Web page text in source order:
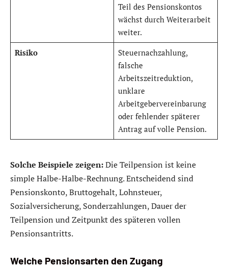
Teil des Pensionskontos
wächst durch Weiterarbeit
weiter.
Risiko
Steuernachzahlung,
falsche
Arbeitszeitreduktion,
unklare
Arbeitgebervereinbarung
oder fehlender späterer
Antrag auf volle Pension.
Solche Beispiele zeigen:Die Teilpension ist keine
simple Halbe-Halbe-Rechnung. Entscheidend sind
Pensionskonto, Bruttogehalt, Lohnsteuer,
Sozialversicherung, Sonderzahlungen, Dauer der
Teilpension und Zeitpunkt des späteren vollen
Pensionsantritts.
Welche Pensionsarten den Zugang